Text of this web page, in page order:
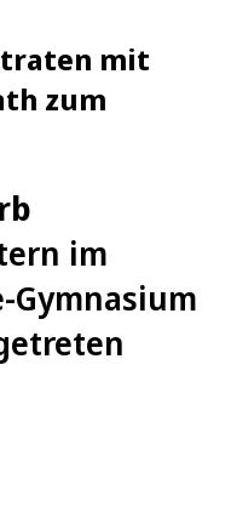
traten mit
zum
im
Gymnasium